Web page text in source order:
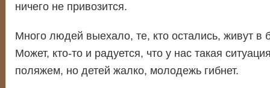
ничего не привозится.
Много людей выехало, те, кто остались, живут в
Может, кто-то и радуется, что у нас такая
поляжем, но детей жалко, молодежь гибнет.